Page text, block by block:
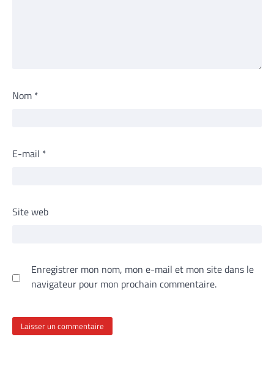
Nom *
E-mail *
Site web
Enregistrer mon nom, mon e-mail et mon site dans le
navigateur pour mon prochain commentaire.